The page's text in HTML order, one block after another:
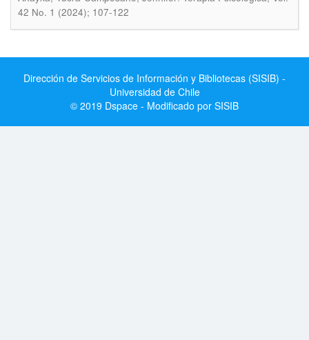
42 No. 1 (2024); 107-122
Dirección de Servicios de Información y Bibliotecas (SISIB) -
Universidad de Chile
© 2019 Dspace - Modificado por SISIB